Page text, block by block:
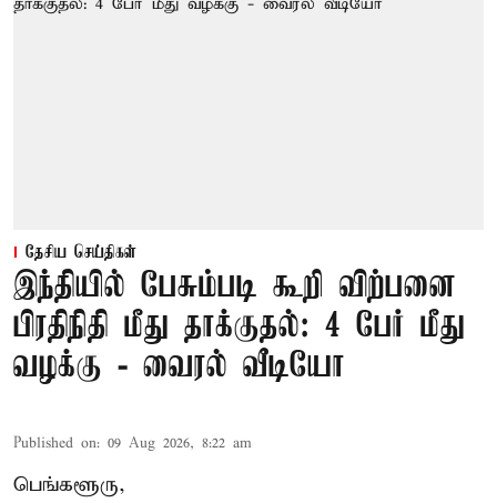
தேசிய செய்திகள்
இந்தியில் பேசும்படி கூறி விற்பனை
பிரதிநிதி மீது தாக்குதல்: 4 பேர் மீது
வழக்கு - வைரல் வீடியோ
Published on: 09 Aug 2026, 8:22 am
பெங்களூரு,